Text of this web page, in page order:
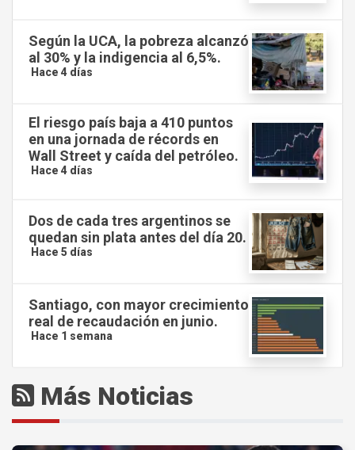
Según la UCA, la pobreza alcanzó
al 30% y la indigencia al 6,5%.
Hace 4 días
El riesgo país baja a 410 puntos
en una jornada de récords en
Wall Street y caída del petróleo.
Hace 4 días
Dos de cada tres argentinos se
quedan sin plata antes del día 20.
Hace 5 días
Santiago, con mayor crecimiento
real de recaudación en junio.
Hace 1 semana
Más Noticias